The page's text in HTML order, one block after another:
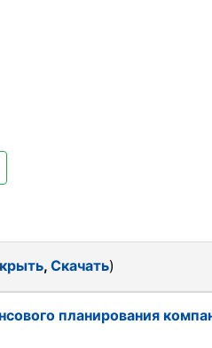
, Скачать)
планирования